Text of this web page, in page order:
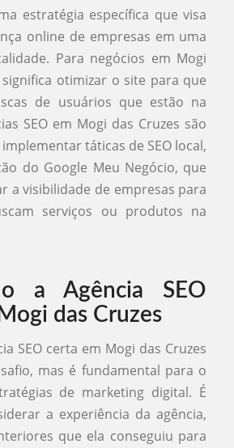
estratégia específica que visa
online de empresas em uma
Para negócios em Mogi
significa otimizar o site para que
de usuários que estão na
SEO em Mogi das Cruzes são
táticas de SEO local,
do Google Meu Negócio, que
a visibilidade de empresas para
serviços ou produtos na
a Agência SEO
das Cruzes
SEO certa em Mogi das Cruzes
mas é fundamental para o
de marketing digital. É
a experiência da agência,
que ela conseguiu para